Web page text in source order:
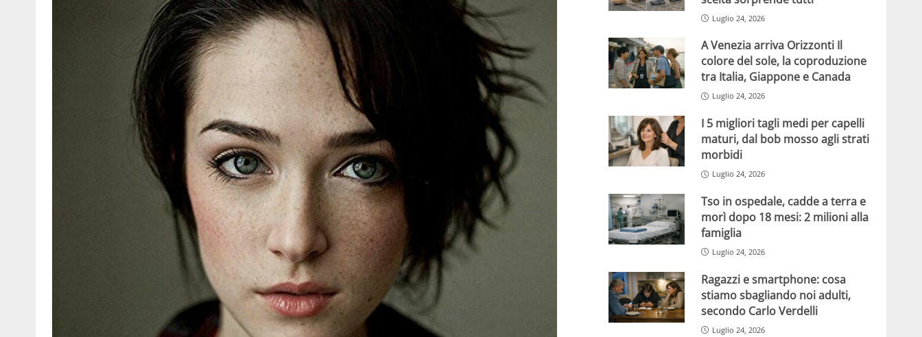
Luglio 24, 2026
A Venezia arriva Orizzonti Il
colore del sole, la coproduzione
tra Italia, Giappone e Canada
Luglio 24, 2026
I 5 migliori tagli medi per capelli
maturi, dal bob mosso agli strati
morbidi
Luglio 24, 2026
Tso in ospedale, cadde a terra e
morì dopo 18 mesi: 2 milioni alla
famiglia
Luglio 24, 2026
Ragazzi e smartphone: cosa
stiamo sbagliando noi adulti,
secondo Carlo Verdelli
Luglio 24, 2026